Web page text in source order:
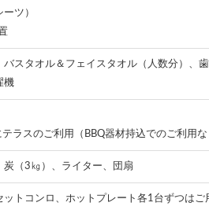
ツ）
スタオル＆フェイスタオル（人数分）、
機
ラスのご利用（BBQ器材持込でのご利用
炭（3㎏）、ライター、団扇
トコンロ、ホットプレート各1台ずつは